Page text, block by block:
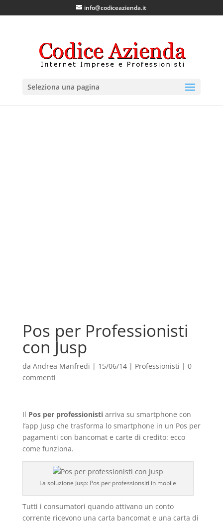
info@codiceazienda.it
Seleziona una pagina
Pos per Professionisti
con Jusp
da Andrea Manfredi | 15/06/14| Professionisti | 0
commenti
Il Pos per professionisti arriva su smartphone con
l’app Jusp che trasforma lo smartphone in un Pos per
pagamenti con bancomat e carte di credito: ecco
come funziona.
La soluzione Jusp: Pos per professionsiti in mobile
Tutti i consumatori quando attivano un conto
corrente ricevono una carta bancomat e una carta di